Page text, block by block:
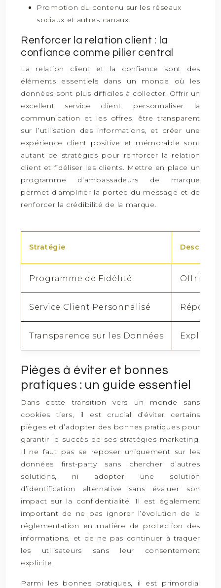
Promotion du contenu sur les réseaux
sociaux et autres canaux.
Renforcer la relation client : la
confiance comme pilier central
La relation client et la confiance sont des
éléments essentiels dans un monde où les
données sont plus difficiles à collecter. Offrir un
excellent service client, personnaliser la
communication et les offres, être transparent
sur l’utilisation des informations, et créer une
expérience client positive et mémorable sont
autant de stratégies pour renforcer la relation
client et fidéliser les clients. Mettre en place un
programme d’ambassadeurs de marque
permet d’amplifier la portée du message et de
renforcer la crédibilité de la marque.
Stratégie
Programme de Fidélité Offrir
Service Client Personnalisé
Transparence sur les Données
Pièges à éviter et bonnes
pratiques : un guide essentiel
Dans cette transition vers un monde sans
cookies tiers, il est crucial d’éviter certains
pièges et d’adopter des bonnes pratiques pour
garantir le succès de ses stratégies marketing.
Il ne faut pas se reposer uniquement sur les
données first-party sans chercher d’autres
solutions, ni adopter une solution
d’identification alternative sans évaluer son
impact sur la confidentialité. Il est également
important de ne pas ignorer l’évolution de la
réglementation en matière de protection des
informations, et de ne pas continuer à traquer
les utilisateurs sans leur consentement
explicite.
Parmi les bonnes pratiques, il est primordial